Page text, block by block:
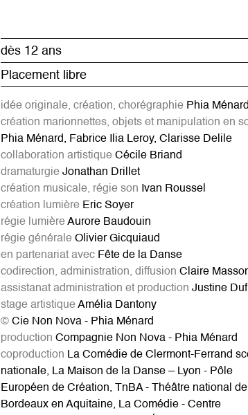
dès 12 ans
Placement libre
idée originale, création, chorégraphie Phia Ménard
création marionnettes, objets et manipulation en
Phia Ménard, Fabrice Ilia Leroy, Clarisse Delile
collaboration artistique Cécile Briand
dramaturgie Jonathan Drillet
création musicale, régie son Ivan Roussel
création lumière Eric Soyer
régie lumièreAurore Baudouin
régie générale Olivier Gicquiaud
en partenariat avec Fête de la Danse
codirection, administration, diffusion Claire
assistanat administration et production Justine
stage artistique Amélia Dantony
© Cie Non Nova - Phia Ménard
production Compagnie Non Nova - Phia Ménard
coproduction La Comédie de Clermont-Ferrand
nationale, La Maison de la Danse – Lyon - Pôle
Européen de Création, TnBA - Théâtre national de
Bordeaux en Aquitaine, La Comédie - Centre